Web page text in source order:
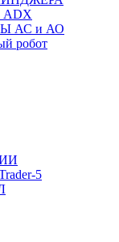
АС и АО
робот
5